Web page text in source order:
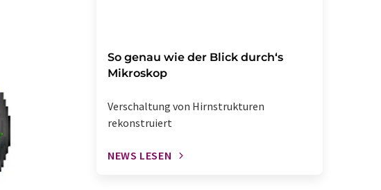
So genau wie der Blick durch‘s
Mikroskop
Verschaltung von Hirnstrukturen
rekonstruiert
NEWS LESEN